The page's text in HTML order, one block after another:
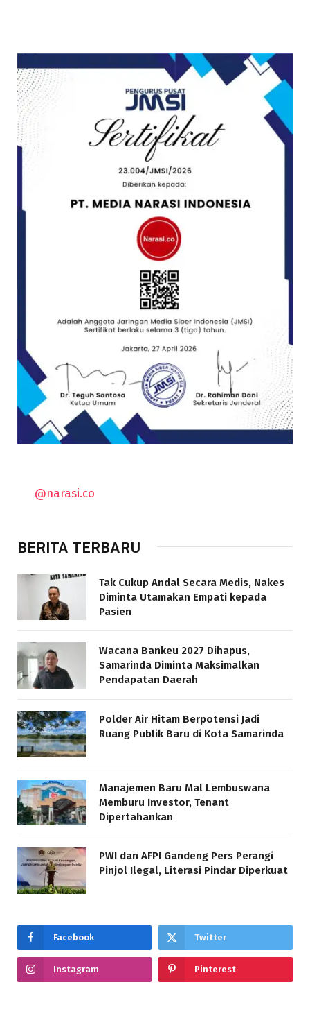
@narasi.co
BERITA TERBARU
Tak Cukup Andal Secara Medis, Nakes
Diminta Utamakan Empati kepada
Pasien
Wacana Bankeu 2027 Dihapus,
Samarinda Diminta Maksimalkan
Pendapatan Daerah
Polder Air Hitam Berpotensi Jadi
Ruang Publik Baru di Kota Samarinda
Manajemen Baru Mal Lembuswana
Memburu Investor, Tenant
Dipertahankan
PWI dan AFPI Gandeng Pers Perangi
Pinjol Ilegal, Literasi Pindar Diperkuat
Facebook Twitter
Instagram Pinterest